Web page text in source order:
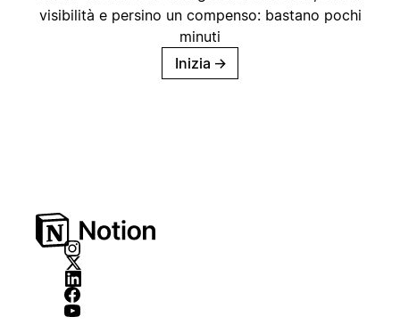
visibilità e persino un compenso: bastano pochi
minuti
Inizia →